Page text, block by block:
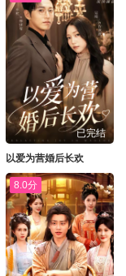
已完结
以爱为营婚后长欢
8.0分